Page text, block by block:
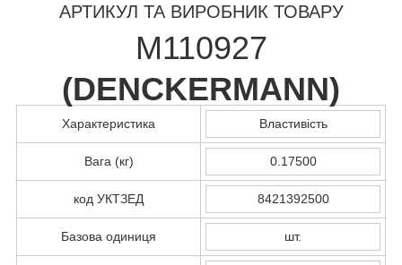
АРТИКУЛ ТА ВИРОБНИК ТОВАРУ
M110927
(DENCKERMANN)
Характеристика Властивість
Вага (кг) 0.17500
код УКТЗЕД 8421392500
Базова одиниця шт.